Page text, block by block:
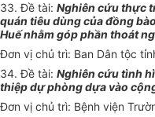
33. Đề tài: Nghiên cứu thực
quán tiêu dùng của đồng
Huế nhằm góp phần thoát
Đơn vị chủ trì: Ban Dân tộc
34. Đề tài: Nghiên cứu tình
thiệp dự phòng dựa vào
Đơn vị chủ trì: Bệnh viện